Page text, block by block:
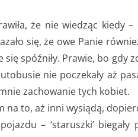
że nie wiedząc
się, że owe Panie
spóźniły. Prawie, bo gdy
nie poczekały aż
zachowanie tych kobiet.
na to, aż inni wysiądą,
– ‘staruszki’